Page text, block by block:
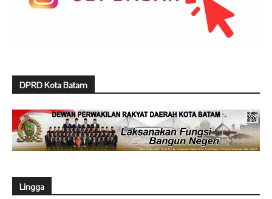
DPRD Kota Batam
Lingga